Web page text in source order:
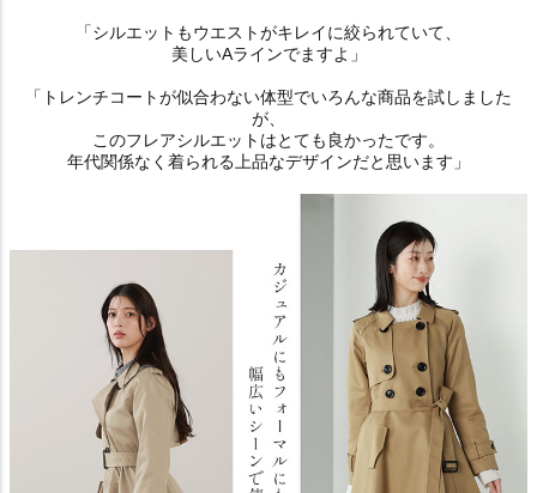
「シルエットもウエストがキレイに絞られていて、
美しいAラインでますよ」
「トレンチコートが似合わない体型でいろんな商品を試しました
が、
このフレアシルエットはとても良かったです。
年代関係なく着られる上品なデザインだと思います」